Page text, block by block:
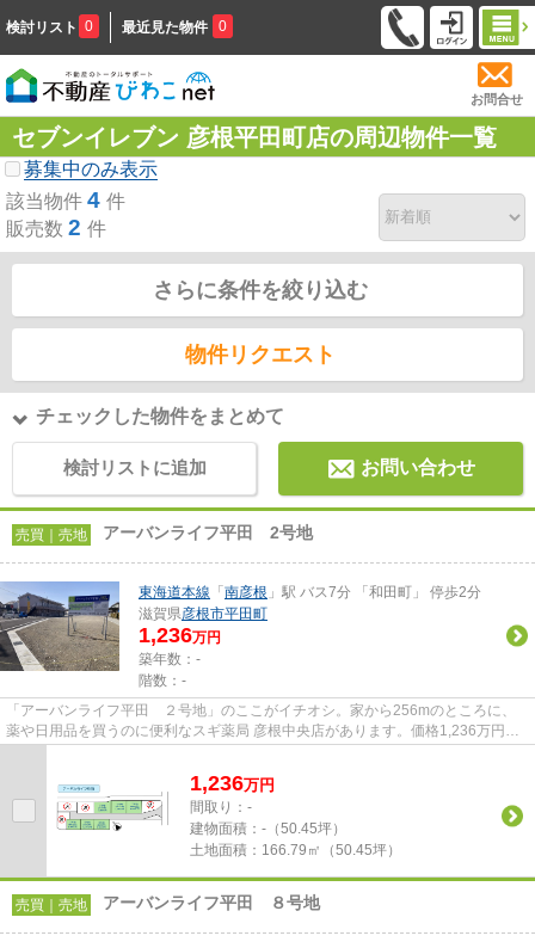
検討リスト 0 最近見た物件 0
お問合せ
セブンイレブン 彦根平田町店の周辺物件一覧
募集中のみ表示
該当物件 4 件
販売数 2 件
さらに条件を絞り込む
物件リクエスト
チェックした物件をまとめて
検討リストに追加 お問い合わせ
売買｜売地 アーバンライフ平田 2号地
東海道本線 「 南彦根 」駅 バス7分 「和田町」 停歩2分
滋賀県彦根市平田町
1,236万円
築年数：-
階数：-
「アーバンライフ平田 ２号地」のここがイチオシ。家から256mのところに、
薬や日用品を買うのに便利なスギ薬局 彦根中央店があります。価格1,236万円の
1,236万円
間取り：-
建物面積： -（50.45坪）
土地面積： 166.79㎡（50.45坪）
売買｜売地 アーバンライフ平田 ８号地